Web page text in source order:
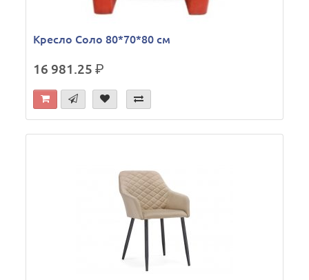
Кресло Соло 80*70*80 см
16 981.25р.